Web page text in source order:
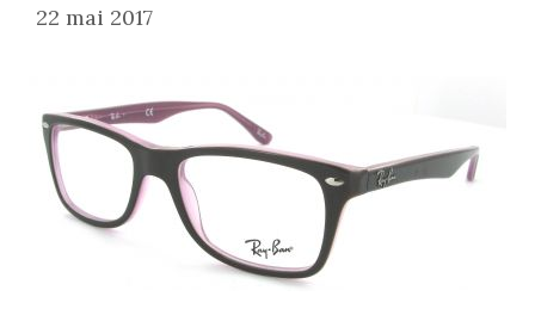
22 mai 2017